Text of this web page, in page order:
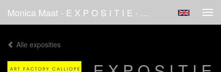
Monica Maat - E X P O S I T I E - V I E R E N T W I N T I G - U U R - Van De - K U N S T 2010
Alle exposities